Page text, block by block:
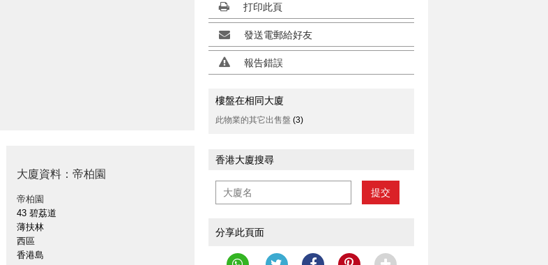
大廈資料：帝柏園
帝柏園
43 碧荔道
薄扶林
西區
香港島
打印此頁
發送電郵給好友
報告錯誤
樓盤在相同大廈
此物業的其它出售盤 (3)
香港大廈搜尋
提交
分享此頁面